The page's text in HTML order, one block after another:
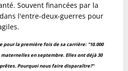
Souvent financées par la
l'entre-deux-guerres pour
pour la première fois de sa carrière: "10.000
en septembre. Elles ont déjà 30
Pourquoi nous faire disparaître?"